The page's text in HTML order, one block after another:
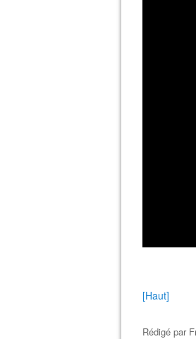
[Haut]
Rédigé par